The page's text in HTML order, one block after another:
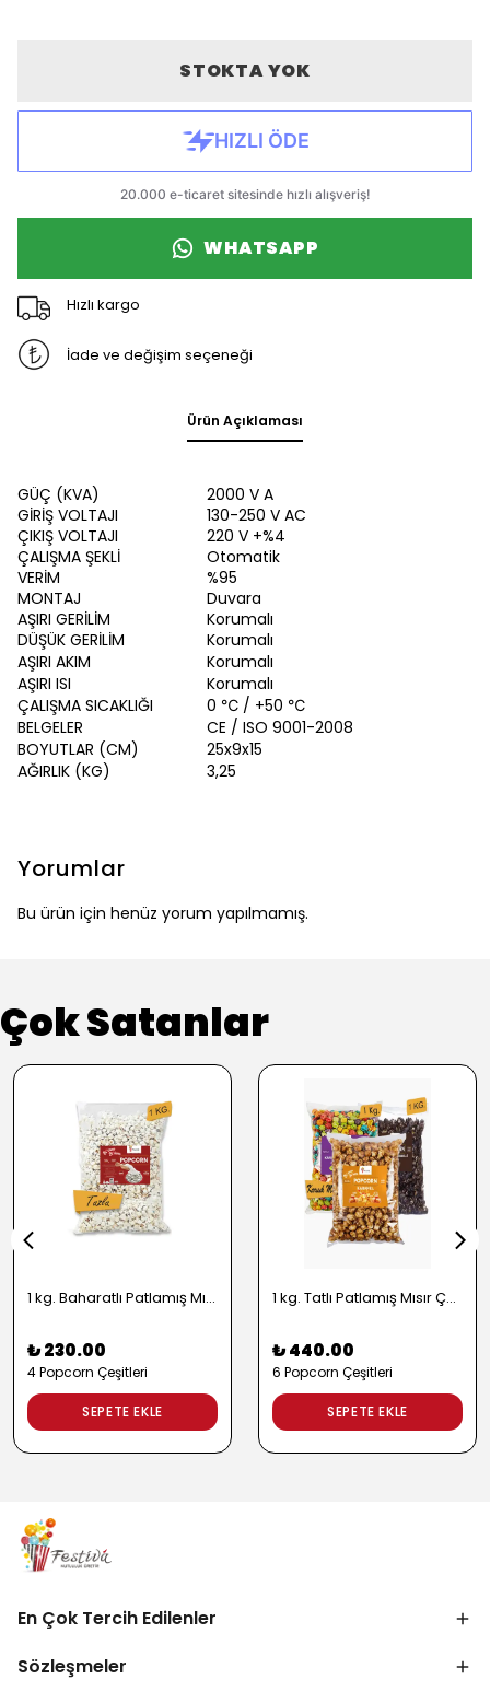
STOKTA YOK
WHATSAPP
Hızlı kargo
İade ve değişim seçeneği
Ürün Açıklaması
GÜÇ (KVA)
2000 V A
GİRİŞ VOLTAJI
130-250 V AC
ÇIKIŞ VOLTAJI
220 V +%4
ÇALIŞMA ŞEKLİ
Otomatik
VERİM
%95
MONTAJ
Duvara
AŞIRI GERİLİM
Korumalı
DÜŞÜK GERİLİM
Korumalı
AŞIRI AKIM
Korumalı
AŞIRI ISI
Korumalı
ÇALIŞMA SICAKLIĞI
0 ℃ / +50 ℃
BELGELER
CE / ISO 9001-2008
BOYUTLAR (CM)
25x9x15
AĞIRLIK (KG)
3,25
Yorumlar
Bu ürün için henüz yorum yapılmamış.
Çok Satanlar
1 kg. Baharatlı Patlamış Mısır Çeşitleri - 2724
₺ 230.00
4 Popcorn Çeşitleri
SEPETE EKLE
1 kg. Tatlı Patlamış Mısır Çeşitleri - 2722
₺ 440.00
6 Popcorn Çeşitleri
SEPETE EKLE
En Çok Tercih Edilenler
Sözleşmeler